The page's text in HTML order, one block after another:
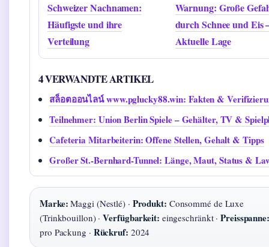
Schweizer Nachnamen:
Häufigste und ihre
Verteilung
Warnung: Große
durch Schnee und Eis
Aktuelle Lage
4 VERWANDTE ARTIKEL
สล็อตออนไลน์ www.pglucky88.win: Fakten &
Teilnehmer: Union Berlin Spiele – Gehälter, TV &
Cafeteria Mitarbeiterin: Offene Stellen, Gehalt & Tipps
Großer St.-Bernhard-Tunnel: Länge, Maut, Status &
Marke: Maggi (Nestlé) · Produkt: Consommé de Luxe
(Trinkbouillon) ·Verfügbarkeit: eingeschränkt ·Preisspanne:
pro Packung · Rückruf: 2024